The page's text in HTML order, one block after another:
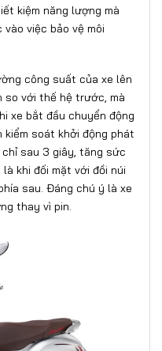
kiệm năng lượng mà
việc bảo vệ môi
công suất của xe lên
so với thế hệ trước, mà
xe bắt đầu chuyển động
soát khởi động phát
sau 3 giây, tăng sức
khi đối mặt với đồi núi
sau. Đáng chú ý là xe
thay vì pin.